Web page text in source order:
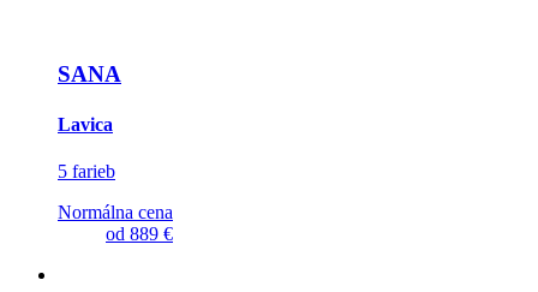
SANA
Lavica
5 farieb
Normálna cena
od 889 €